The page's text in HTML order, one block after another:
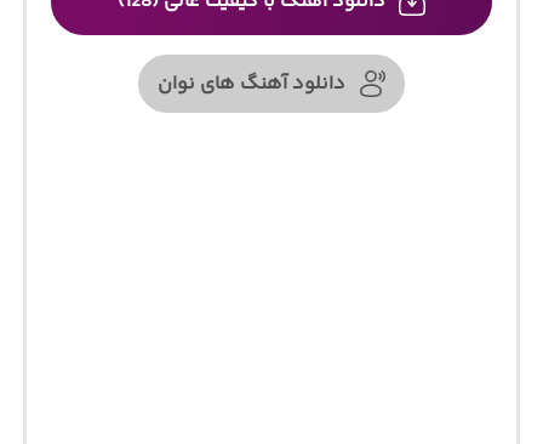
دانلود آهنگ های نوان